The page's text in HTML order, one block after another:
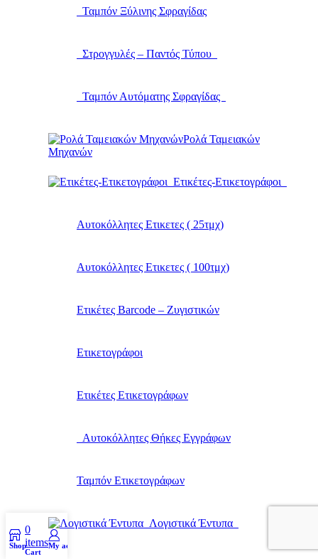
Ταμπόν Ξύλινης Σφραγίδας
Στρογγυλές – Παντός Τύπου
Ταμπόν Αυτόματης Σφραγίδας
Ρολά Ταμειακών
Μηχανών
Ετικέτες-Ετικετογράφοι
Αυτοκόλλητες Ετικετες ( 25τμχ)
Αυτοκόλλητες Ετικετες ( 100τμχ)
Ετικέτες Barcode – Ζυγιστικών
Ετικετογράφοι
Ετικέτες Ετικετογράφων
Αυτοκόλλητες Θήκες Εγγράφων
Ταμπόν Ετικετογράφων
Λογιστικά Έντυπα
Shop
0
items
Cart
My account